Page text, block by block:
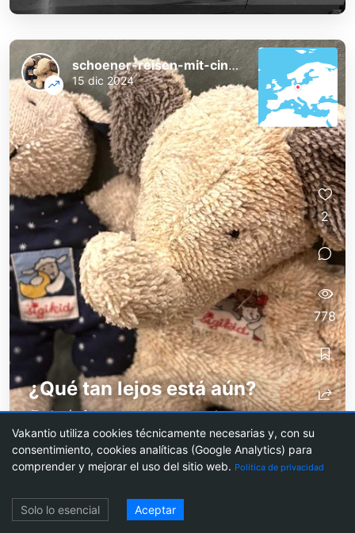
¿Qué tan lejos está aún?
¡Todavía falta mucho, porque el mundo es grande
y nuestro viaje apenas comienza! En este
momento, estamos ocupados con cosas
pequeñas como 'vaciar la casa' y 'mudanza' -
schoener-reisen-mit-cindy-und-bert
15 dic 2024
2
778
Vakantio utiliza cookies técnicamente necesarias y, con su
consentimiento, cookies analíticas (Google Analytics) para
comprender y mejorar el uso del sitio web. Política de privacidad
Solo lo esencial Aceptar